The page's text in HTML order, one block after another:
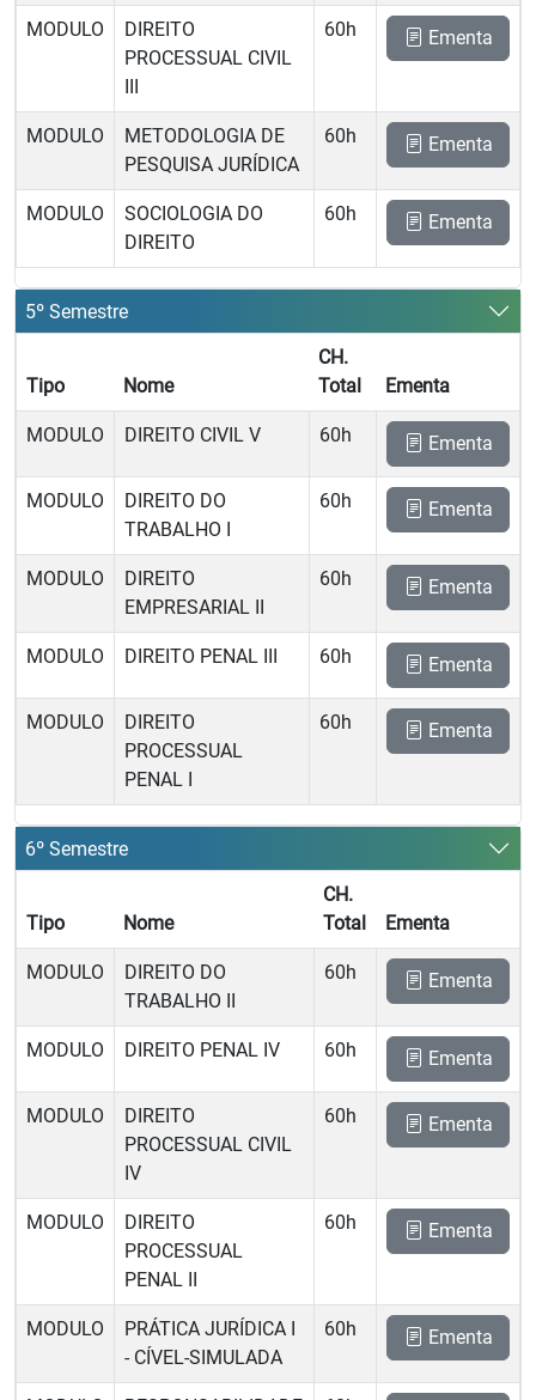
MODULO
DIREITO
PROCESSUAL CIVIL
III
60h Ementa
MODULO
METODOLOGIA DE
PESQUISA JURÍDICA
60h Ementa
MODULO
SOCIOLOGIA DO
DIREITO
60h Ementa
5º Semestre
Tipo Nome
CH.
Total
Ementa
MODULO DIREITO CIVIL V 60h Ementa
MODULO
DIREITO DO
TRABALHO I
60h Ementa
MODULO
DIREITO
EMPRESARIAL II
60h Ementa
MODULO DIREITO PENAL III 60h Ementa
MODULO
DIREITO
PROCESSUAL
PENAL I
60h Ementa
6º Semestre
Tipo Nome
CH.
Total
Ementa
MODULO
DIREITO DO
TRABALHO II
60h Ementa
MODULO DIREITO PENAL IV 60h Ementa
MODULO
DIREITO
PROCESSUAL CIVIL
IV
60h Ementa
MODULO
DIREITO
PROCESSUAL
PENAL II
60h Ementa
MODULO
PRÁTICA JURÍDICA I
- CÍVEL-SIMULADA
60h Ementa